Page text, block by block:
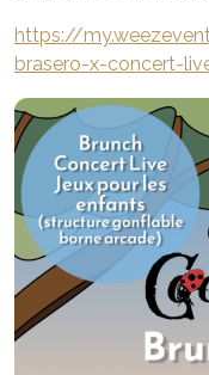
https://
brasero-x-concert-